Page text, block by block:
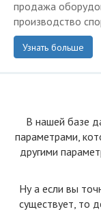
продажа
производство
Узнать больше
В нашей базе
параметрами,
другими
Ну а если вы
существует, то